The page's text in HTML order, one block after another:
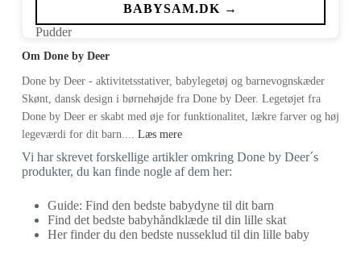
BABYSAM.DK →
Om Done by Deer
Done by Deer - aktivitetsstativer, babylegetøj og barnevognskæder
Skønt, dansk design i børnehøjde fra Done by Deer. Legetøjet fra
Done by Deer er skabt med øje for funktionalitet, lækre farver og høj
legeværdi for dit barn.... Læs mere
Vi har skrevet forskellige artikler omkring Done by Deer´s
produkter, du kan finde nogle af dem her:
Guide: Find den bedste babydyne til dit barn
Find det bedste babyhåndklæde til din lille skat
Her finder du den bedste nusseklud til din lille baby